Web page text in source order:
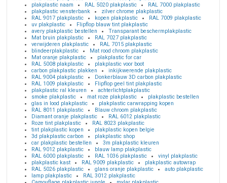
plakplastic naam
RAL 5020 plakplastic
RAL 7000 plakplastic
plakplastic vensterbank
zilver chrome plakplastic
RAL 9017 plakplastic
kopen plakplastic
RAL 7009 plakplastic
uv plakplastic
Flipflop blauw tint plakplastic
avery plakplastic bestellen
Transparant beschermplakplastic
Mat bruin plakplastic
RAL 7027 plakplastic
verwijderen plakplastic
RAL 7015 plakplastic
blindeerplakplastic
Mat rood chroom plakplastic
Mat oranje plakplastic
plakplastic for car
RAL 5008 plakplastic
plakplastic voor boot
carbon plakplastic plakken
inkijkwerende plakplastic
RAL 9004 plakplastic
Donkerblauw 3D carbon plakplastic
RAL 1009 plakplastic
Flipflop geel tint plakplastic
plakplastic ral kleuren
achterlichtplakplastic
smoke plakplastic
mat roze plakplastic
plakplastic bestellen
glas in lood plakplastic
plakplastic carwrapping kopen
RAL 8011 plakplastic
Blauw chroom plakplastic
Diamant oranje plakplastic
RAL 6012 plakplastic
Roze tint plakplastic
RAL 8023 plakplastic
tint plakplastic kopen
plakplastic kopen belgie
3d plakplastic carbon
plakplastic shop
car plakplastic bestellen
3m plakplastic kleuren
RAL 9012 plakplastic
blauw lamp plakplastic
RAL 6000 plakplastic
RAL 1036 plakplastic
vinyl plakplastic
plakplastic kast
RAL 9009 plakplastic
plakplastic autowrap
RAL 5026 plakplastic
glans oranje plakplastic
auto plakplastic
lamp plakplastic
RAL 3012 plakplastic